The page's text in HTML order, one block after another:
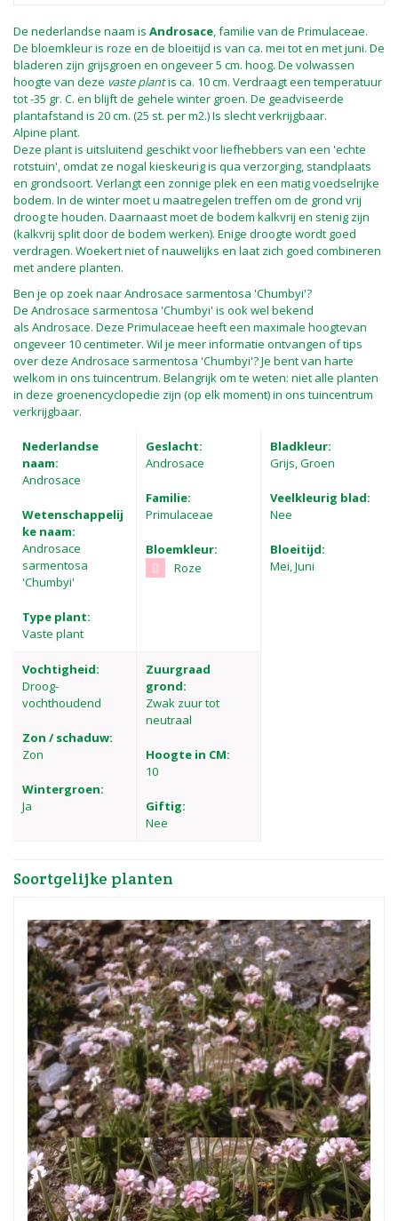
De nederlandse naam is Androsace, familie van de Primulaceae.
De bloemkleur is roze en de bloeitijd is van ca. mei tot en met juni. De
bladeren zijn grijsgroen en ongeveer 5 cm. hoog. De volwassen
hoogte van deze vaste plantis ca. 10 cm. Verdraagt een temperatuur
tot -35 gr. C. en blijft de gehele winter groen. De geadviseerde
plantafstand is 20 cm. (25 st. per m2.) Is slecht verkrijgbaar.
Alpine plant.
Deze plant is uitsluitend geschikt voor liefhebbers van een 'echte
rotstuin', omdat ze nogal kieskeurig is qua verzorging, standplaats
en grondsoort. Verlangt een zonnige plek en een matig voedselrijke
bodem. In de winter moet u maatregelen treffen om de grond vrij
droog te houden. Daarnaast moet de bodem kalkvrij en stenig zijn
(kalkvrij split door de bodem werken). Enige droogte wordt goed
verdragen. Woekert niet of nauwelijks en laat zich goed combineren
met andere planten.
Ben je op zoek naar Androsace sarmentosa 'Chumbyi'?
De Androsace sarmentosa 'Chumbyi' is ook wel bekend
als Androsace. Deze Primulaceae heeft een maximale hoogtevan
ongeveer 10 centimeter. Wil je meer informatie ontvangen of tips
over deze Androsace sarmentosa 'Chumbyi'? Je bent van harte
welkom in ons tuincentrum. Belangrijk om te weten: niet alle planten
in deze groenencyclopedie zijn (op elk moment) in ons tuincentrum
verkrijgbaar.
Nederlandse
naam:
Androsace
Wetenschappelij
ke naam:
Androsace
sarmentosa
'Chumbyi'
Type plant:
Vaste plant
Geslacht:
Androsace
Familie:
Primulaceae
Bloemkleur:
Roze
Bladkleur:
Grijs, Groen
Veelkleurig blad:
Nee
Bloeitijd:
Mei, Juni
Vochtigheid:
Droog-
vochthoudend
Zon / schaduw:
Zon
Wintergroen:
Ja
Zuurgraad
grond:
Zwak zuur tot
neutraal
Hoogte in CM:
10
Giftig:
Nee
Soortgelijke planten